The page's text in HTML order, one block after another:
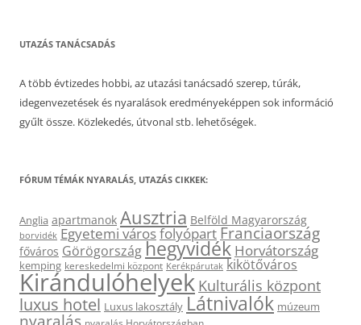
UTAZÁS TANÁCSADÁS
A több évtizedes hobbi, az utazási tanácsadó szerep, túrák,
idegenvezetések és nyaralások eredményeképpen sok információ
gyűlt össze. Közlekedés, útvonal stb. lehetőségek.
FÓRUM TÉMÁK NYARALÁS, UTAZÁS CIKKEK:
Anglia apartmanok Ausztria Belföld Magyarország
borvidék Egyetemi városfolyópart Franciaország
főváros Görögországhegyvidék Horvátország
kemping kereskedelmi központ Kerékpárutak kikötőváros
Kirándulóhelyek Kulturális központ
luxus hotel Luxus lakosztály Látnivalók múzeum